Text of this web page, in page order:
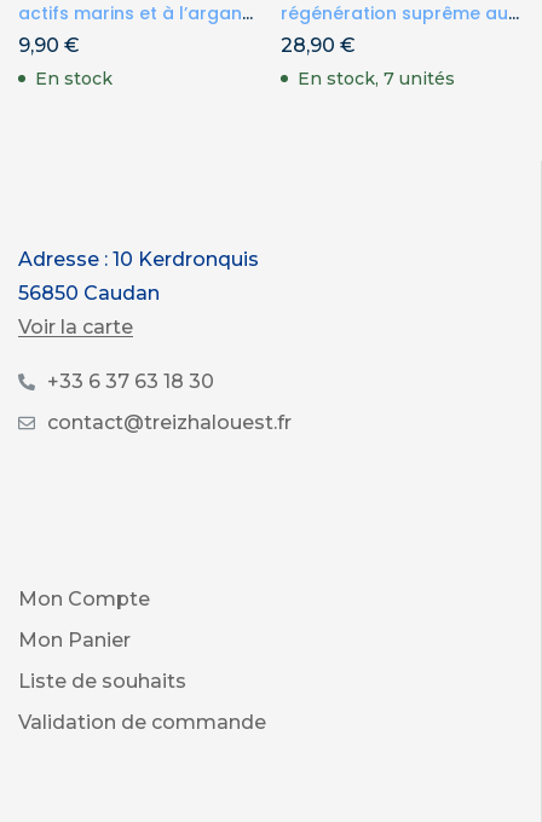
actifs marins et à l’argan
125ml
9,90 €
En stock
régénération suprême aux
actifs marins
28,90 €
En stock, 7 unités
Adresse : 10 Kerdronquis
56850 Caudan
Voir la carte
+33 6 37 63 18 30
contact@treizhalouest.fr
Mon Compte
Mon Panier
Liste de souhaits
Validation de commande